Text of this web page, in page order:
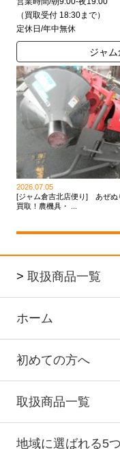
（買取受付 18:30まで）
定休日/年中無休
ジャ
2026.07.05
[ジャム倉吉北店便り] あぜぬ
買取！農機具・ ...
> 取扱商品一覧
ホーム
初めての方へ
取扱商品一覧
地域に選ばれる5